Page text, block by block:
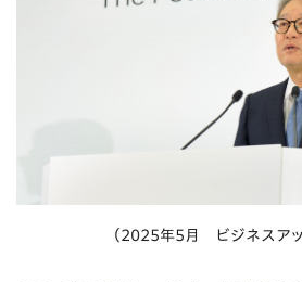
（2025年5月 ビジネスアッ